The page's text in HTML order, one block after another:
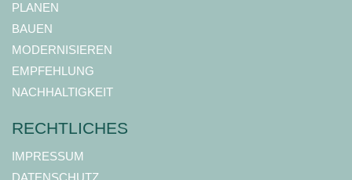
PLANEN
BAUEN
MODERNISIEREN
EMPFEHLUNG
NACHHALTIGKEIT
RECHTLICHES
IMPRESSUM
DATENSCHUTZ